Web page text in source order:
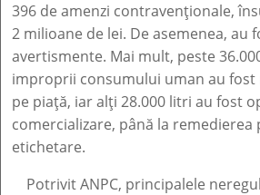
396 de amenzi contravenționale,
2 milioane de lei. De asemenea, au
avertismente. Mai mult, peste
improprii consumului uman au
pe piață, iar alți 28.000 litri au fost
comercializare, până la
etichetare.
Potrivit ANPC, principalele